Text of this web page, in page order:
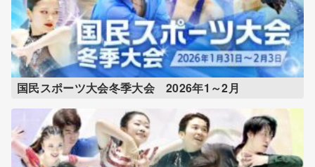
国民スポーツ大会冬季大会 2026年1～2月